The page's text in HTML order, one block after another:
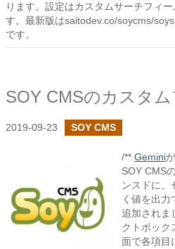
ります。設定はカスタムサーチフィ
す。最新版はsaitodev.co/soycms/
です。
2019-09-23 SOY CMS
/** Gemini
SOY CMS
ンスドに、
く値を出
追加されま
クトボック
面で各項目